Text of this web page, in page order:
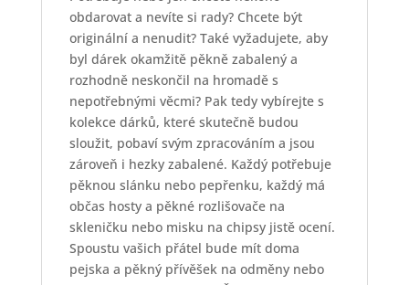
obdarovat a nevíte si rady? Chcete být
originální a nenudit? Také vyžadujete, aby
byl dárek okamžitě pěkně zabalený a
rozhodně neskončil na hromadě s
nepotřebnými věcmi? Pak tedy vybírejte s
kolekce dárků, které skutečně budou
sloužit, pobaví svým zpracováním a jsou
zároveň i hezky zabalené. Každý potřebuje
pěknou slánku nebo pepřenku, každý má
občas hosty a pěkné rozlišovače na
skleničku nebo misku na chipsy jistě ocení.
Spoustu vašich přátel bude mít doma
pejska a pěkný přívěšek na odměny nebo